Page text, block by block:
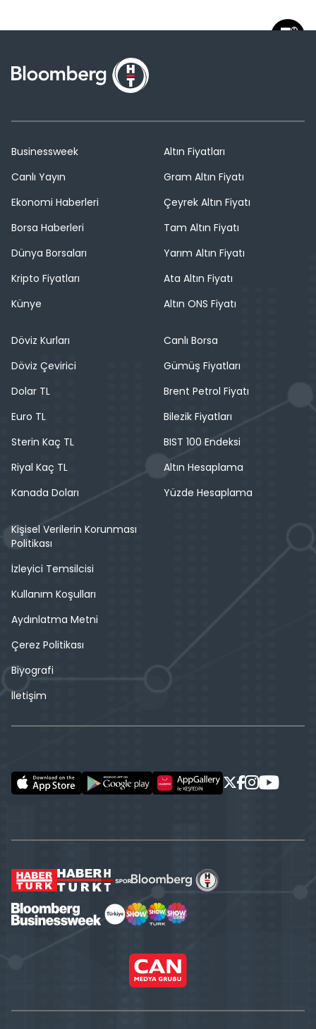
Businessweek
Canlı Yayın
Ekonomi Haberleri
Borsa Haberleri
Dünya Borsaları
Kripto Fiyatları
Künye
Altın Fiyatları
Gram Altın Fiyatı
Çeyrek Altın Fiyatı
Tam Altın Fiyatı
Yarım Altın Fiyatı
Ata Altın Fiyatı
Altın ONS Fiyatı
Döviz Kurları
Döviz Çevirici
Dolar TL
Euro TL
Sterin Kaç TL
Riyal Kaç TL
Kanada Doları
Canlı Borsa
Gümüş Fiyatları
Brent Petrol Fiyatı
Bilezik Fiyatları
BIST 100 Endeksi
Altın Hesaplama
Yüzde Hesaplama
Kişisel Verilerin Korunması
Politikası
İzleyici Temsilcisi
Kullanım Koşulları
Aydınlatma Metni
Çerez Politikası
Biyografi
İletişim